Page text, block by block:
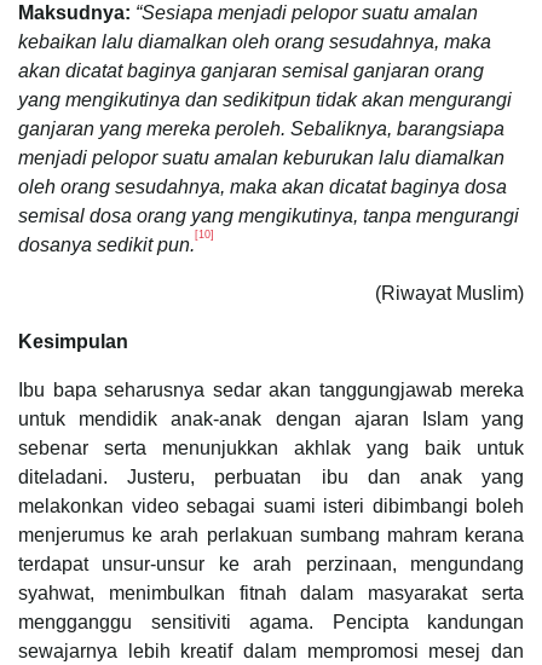
Maksudnya: “Sesiapa menjadi pelopor suatu amalan
kebaikan lalu diamalkan oleh orang sesudahnya, maka
akan dicatat baginya ganjaran semisal ganjaran orang
yang mengikutinya dan sedikitpun tidak akan mengurangi
ganjaran yang mereka peroleh. Sebaliknya, barangsiapa
menjadi pelopor suatu amalan keburukan lalu diamalkan
oleh orang sesudahnya, maka akan dicatat baginya dosa
semisal dosa orang yang mengikutinya, tanpa mengurangi
dosanya sedikit pun. [10]
(Riwayat Muslim)
Kesimpulan
Ibu bapa seharusnya sedar akan tanggungjawab mereka
untuk mendidik anak-anak dengan ajaran Islam yang
sebenar serta menunjukkan akhlak yang baik untuk
diteladani. Justeru, perbuatan ibu dan anak yang
melakonkan video sebagai suami isteri dibimbangi boleh
menjerumus ke arah perlakuan sumbang mahram kerana
terdapat unsur-unsur ke arah perzinaan, mengundang
syahwat, menimbulkan fitnah dalam masyarakat serta
mengganggu sensitiviti agama. Pencipta kandungan
sewajarnya lebih kreatif dalam mempromosi mesej dan